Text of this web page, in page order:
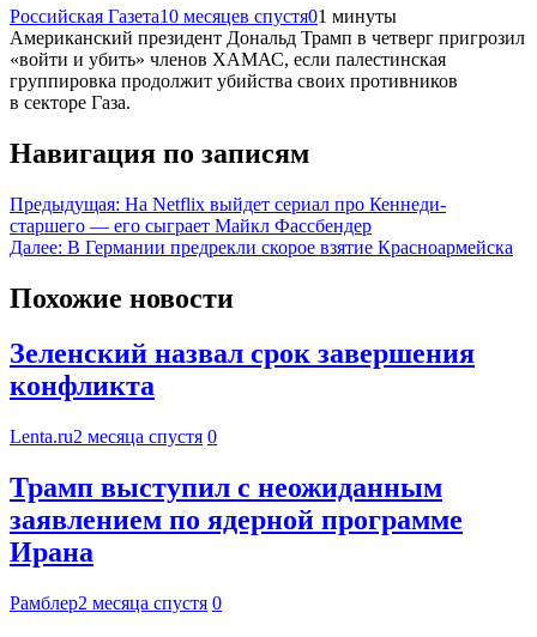
Российская Газета10 месяцев спустя01 минуты
Американский президент Дональд Трамп в четверг пригрозил
«войти и убить» членов ХАМАС, если палестинская
группировка продолжит убийства своих противников
в секторе Газа.
Навигация по записям
Предыдущая: На Netflix выйдет сериал про Кеннеди-
старшего — его сыграет Майкл Фассбендер
Далее: В Германии предрекли скорое взятие Красноармейска
Похожие новости
Зеленский назвал срок завершения
конфликта
Lenta.ru2 месяца спустя 0
Трамп выступил с неожиданным
заявлением по ядерной программе
Ирана
Рамблер2 месяца спустя 0